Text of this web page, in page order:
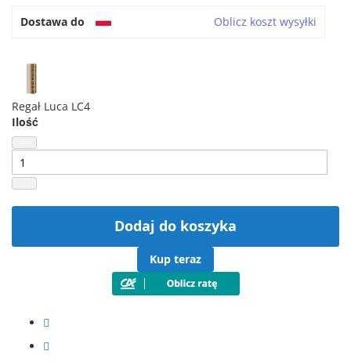
Dostawa do Oblicz koszt wysyłki
Regał Luca LC4
Ilość
Dodaj do koszyka
Kup teraz